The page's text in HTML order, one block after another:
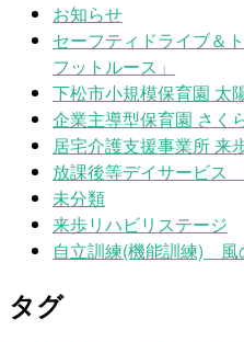
お知らせ
セーフティドライブ
フットルース」
下松市小規模保育園 太
企業主導型保育園 さく
居宅介護支援事業所 来
放課後等デイサービス
未分類
来歩リハビリステージ
自立訓練(機能訓練) 風
タグ